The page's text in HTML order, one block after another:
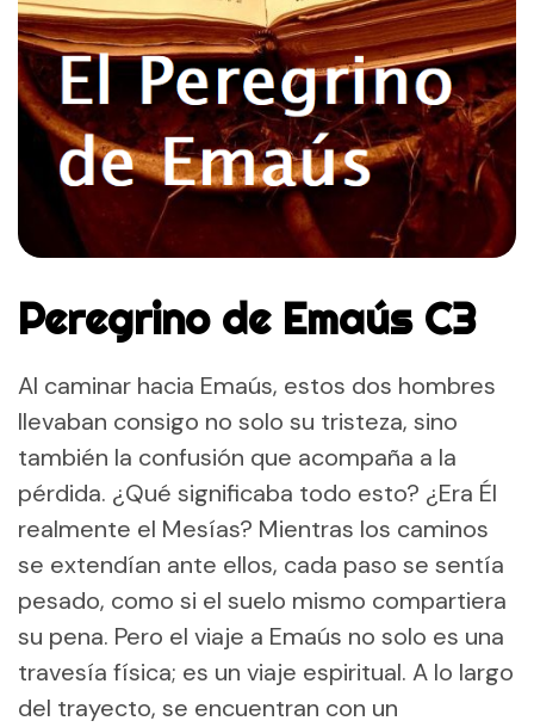
Peregrino de Emaús C3
Al caminar hacia Emaús, estos dos hombres
llevaban consigo no solo su tristeza, sino
también la confusión que acompaña a la
pérdida. ¿Qué significaba todo esto? ¿Era Él
realmente el Mesías? Mientras los caminos
se extendían ante ellos, cada paso se sentía
pesado, como si el suelo mismo compartiera
su pena. Pero el viaje a Emaús no solo es una
travesía física; es un viaje espiritual. A lo largo
del trayecto, se encuentran con un